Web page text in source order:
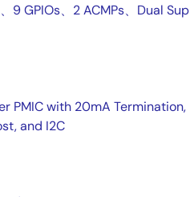
9 GPIOs、2 ACMPs、Dual
PMIC with 20mA Termination,
and I2C